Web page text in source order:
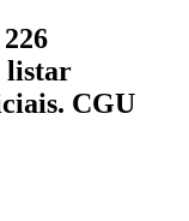
listar
CGU